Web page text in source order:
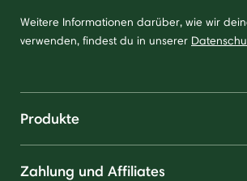
Weitere Informationen darüber, wie wir
verwenden, findest du in unserer
Produkte
Zahlung und Affiliates